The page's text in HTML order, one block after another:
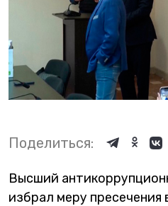
Поделиться:
Высший
избрал меру пресечения